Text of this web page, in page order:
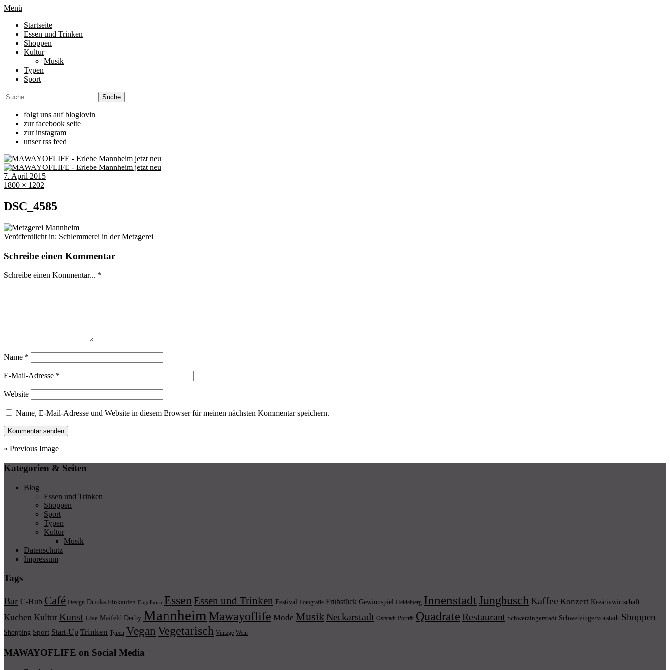
Menü
Startseite
Essen und Trinken
Shoppen
Kultur
Musik
Typen
Sport
folgt uns auf bloglovin
zur facebook seite
zur instagram
unser rss feed
7. April 2015
1800 × 1202
DSC_4585
Veröffentlicht in: Schlemmerei in der Metzgerei
Schreibe einen Kommentar
Schreibe einen Kommentar... *
Name *
E-Mail-Adresse *
Website
Name, E-Mail-Adresse und Website in diesem Browser für meinen nächsten Kommentar speichern.
« Previous Image
Kategorien & Seiten
Blog
Essen und Trinken
Shoppen
Sport
Typen
Kultur
Musik
Datenschutz
Impressum
Tags
Bar C-Hub Café Design Drinks Einkaufen Engelhorn Essen Essen und Trinken Festival Fotografie Frühstück Gewinnspiel Heidelberg InnenstadtJungbusch Kaffee Konzert Kreativwirtschaft
Kuchen Kultur Kunst Live Maifeld Derby Mannheim Mawayoflife Mode Musik Neckarstadt Oststadt Porträt Quadrate Restaurant Schwetzingerstadt Schwetzingervorstadt Shoppen
Shopping Sport Start-Up Trinken Typen Vegan Vegetarisch Vintage Wein
MAWAYOFLIFE on Social Media